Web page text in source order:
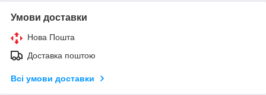
Умови доставки
Нова Пошта
Доставка поштою
Всі умови доставки